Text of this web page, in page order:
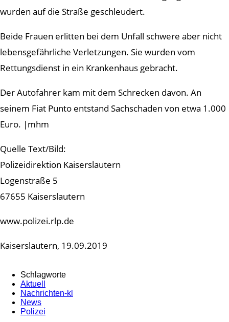
wurden auf die Straße geschleudert.
Beide Frauen erlitten bei dem Unfall schwere aber nicht
lebensgefährliche Verletzungen. Sie wurden vom
Rettungsdienst in ein Krankenhaus gebracht.
Der Autofahrer kam mit dem Schrecken davon. An
seinem Fiat Punto entstand Sachschaden von etwa 1.000
Euro. |mhm
Quelle Text/Bild:
Polizeidirektion Kaiserslautern
Logenstraße 5
67655 Kaiserslautern
www.polizei.rlp.de
Kaiserslautern, 19.09.2019
Schlagworte
Aktuell
Nachrichten-kl
News
Polizei